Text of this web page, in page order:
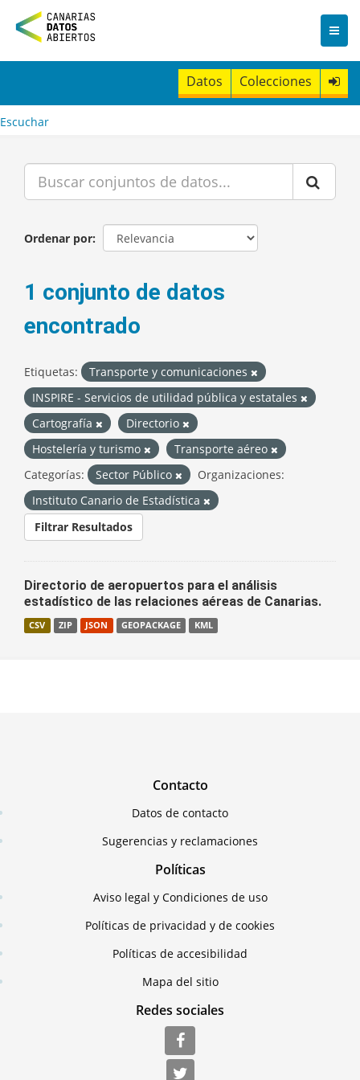
n
t
Datos Colecciones
Escuchar
Ordenar por
1 conjunto de datos
encontrado
Etiquetas:
Transporte y comunicaciones
INSPIRE - Servicios de utilidad pública y estatales
Cartografía
Directorio
Hostelería y turismo
Transporte aéreo
Categorías:
Sector Público
Organizaciones:
Instituto Canario de Estadística
Filtrar Resultados
Directorio de aeropuertos para el análisis
estadístico de las relaciones aéreas de Canarias.
CSV ZIP JSON GEOPACKAGE KML
Contacto
Datos de contacto
Sugerencias y reclamaciones
Políticas
Aviso legal y Condiciones de uso
Políticas de privacidad y de cookies
Políticas de accesibilidad
Mapa del sitio
Redes sociales